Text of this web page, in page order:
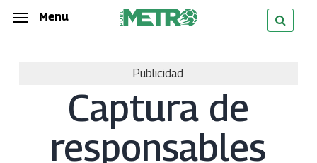
Skip
Menu
Publicidad
Captura de
responsables
Menu